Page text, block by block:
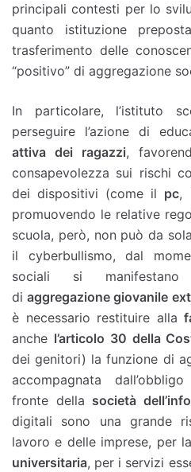
principali contesti per lo
quanto istituzione
trasferimento delle
“positivo” di aggregazione
In particolare, l’istituto
perseguire l’azione di
attiva dei ragazzi,
consapevolezza sui rischi
dei dispositivi (come il pc,
promuovendo le relative
scuola, però, non può da
il cyberbullismo, dal
sociali si
diaggregazione giovanile
è necessario restituire alla
anche l’articolo 30 della
dei genitori) la funzione di
accompagnata
fronte della società
digitali sono una grande
lavoro e delle imprese, per
universitaria, per i servizi